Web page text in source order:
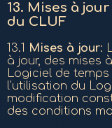
13. Mises à
du CLUF
13.1 Mises à jour:
à jour, des mises
Logiciel de
l'utilisation du
modification
des conditions